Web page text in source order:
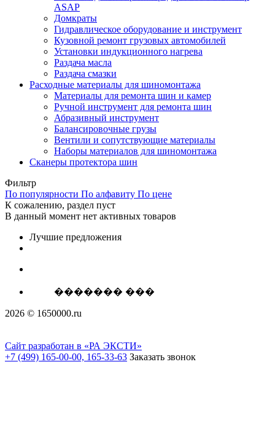
ASAP
Домкраты
Гидравлическое оборудование и инструмент
Кузовной ремонт грузовых автомобилей
Установки индукционного нагрева
Раздача масла
Раздача смазки
Расходные материалы для шиномонтажа
Материалы для ремонта шин и камер
Ручной инструмент для ремонта шин
Абразивный инструмент
Балансировочные грузы
Вентили и сопутствующие материалы
Наборы материалов для шиномонтажа
Сканеры протектора шин
Фильтр
По популярности По алфавиту По цене
К сожалению, раздел пуст
В данный момент нет активных товаров
Лучшие предложения
������� ���
2026 © 1650000.ru
Сайт разработан в «РА ЭКСТИ»
+7 (499) 165-00-00, 165-33-63 Заказать звонок